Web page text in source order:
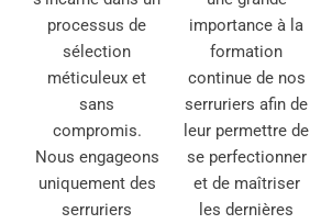
processus de
sélection
méticuleux et
sans
compromis.
Nous engageons
uniquement des
serruriers
importance à la
formation
continue de nos
serruriers afin de
leur permettre de
se perfectionner
et de maîtriser
les dernières